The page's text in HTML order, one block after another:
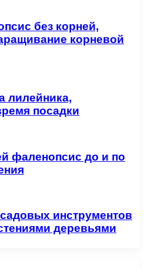
без корней,
корневой
лилейника,
посадки
фаленопсис до и по
инструментов
деревьями